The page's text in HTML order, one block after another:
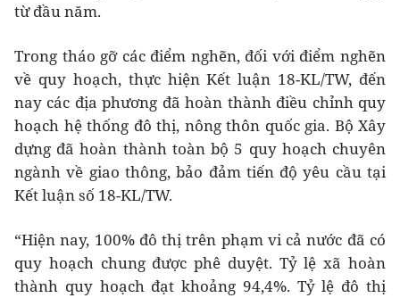
từ đầu năm.
Trong tháo gỡ các điểm nghẽn, đối với điểm nghẽn
về quy hoạch, thực hiện Kết luận 18-KL/TW, đến
nay các địa phương đã hoàn thành điều chỉnh quy
hoạch hệ thống đô thị, nông thôn quốc gia. Bộ Xây
dựng đã hoàn thành toàn bộ 5 quy hoạch chuyên
ngành về giao thông, bảo đảm tiến độ yêu cầu tại
Kết luận số 18-KL/TW.
“Hiện nay, 100% đô thị trên phạm vi cả nước đã có
quy hoạch chung được phê duyệt. Tỷ lệ xã hoàn
thành quy hoạch đạt khoảng 94,4%. Tỷ lệ đô thị